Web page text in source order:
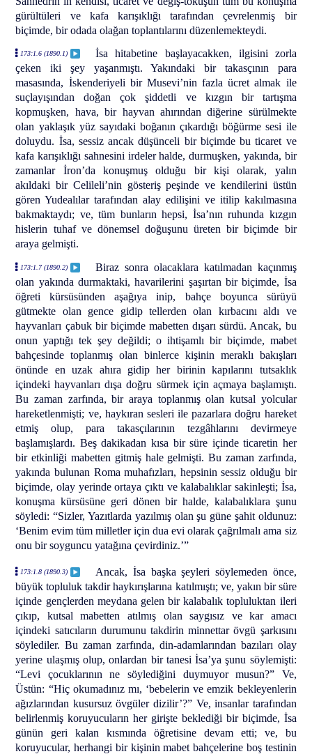
gürültüleri ve kafa karışıklığı tarafından çevrelenmiş bir
biçimde, bir odada olağan toplantılarını düzenlemekteydi.
173:1.6 (1890.1)
İsa hitabetine başlayacakken, ilgisini zorla
çeken iki şey yaşanmıştı. Yakındaki bir takasçının para
masasında, İskenderiyeli bir Musevi’nin fazla ücret almak ile
suçlayışından doğan çok şiddetli ve kızgın bir tartışma
kopmuşken, hava, bir hayvan ahırından diğerine sürülmekte
olan yaklaşık yüz sayıdaki boğanın çıkardığı böğürme sesi ile
doluydu. İsa, sessiz ancak düşünceli bir biçimde bu ticaret ve
kafa karışıklığı sahnesini irdeler halde, durmuşken, yakında, bir
zamanlar İron’da konuşmuş olduğu bir kişi olarak, yalın
akıldaki bir Celileli’nin gösteriş peşinde ve kendilerini üstün
gören Yudealılar tarafından alay edilişini ve itilip kakılmasına
bakmaktaydı; ve, tüm bunların hepsi, İsa’nın ruhunda kızgın
hislerin tuhaf ve dönemsel doğuşunu üreten bir biçimde bir
araya gelmişti.
173:1.7 (1890.2)
Biraz sonra olacaklara katılmadan kaçınmış
olan yakında durmaktaki, havarilerini şaşırtan bir biçimde, İsa
öğreti kürsüsünden aşağıya inip, bahçe boyunca sürüyü
gütmekte olan gence gidip tellerden olan kırbacını aldı ve
hayvanları çabuk bir biçimde mabetten dışarı sürdü. Ancak, bu
onun yaptığı tek şey değildi; o ihtişamlı bir biçimde, mabet
bahçesinde toplanmış olan binlerce kişinin meraklı bakışları
önünde en uzak ahıra gidip her birinin kapılarını tutsaklık
içindeki hayvanları dışa doğru sürmek için açmaya başlamıştı.
Bu zaman zarfında, bir araya toplanmış olan kutsal yolcular
hareketlenmişti; ve, haykıran sesleri ile pazarlara doğru hareket
etmiş olup, para takasçılarının tezgâhlarını devirmeye
başlamışlardı. Beş dakikadan kısa bir süre içinde ticaretin her
bir etkinliği mabetten gitmiş hale gelmişti. Bu zaman zarfında,
yakında bulunan Roma muhafızları, hepsinin sessiz olduğu bir
biçimde, olay yerinde ortaya çıktı ve kalabalıklar sakinleşti; İsa,
konuşma kürsüsüne geri dönen bir halde, kalabalıklara şunu
söyledi: “Sizler, Yazıtlarda yazılmış olan şu güne şahit oldunuz:
‘Benim evim tüm milletler için dua evi olarak çağrılmalı ama siz
onu bir soyguncu yatağına çevirdiniz.’”
173:1.8 (1890.3)
Ancak, İsa başka şeyleri söylemeden önce,
büyük topluluk takdir haykırışlarına katılmıştı; ve, yakın bir süre
içinde gençlerden meydana gelen bir kalabalık topluluktan ileri
çıkıp, kutsal mabetten atılmış olan saygısız ve kar amacı
içindeki satıcıların durumunu takdirin minnettar övgü şarkısını
söylediler. Bu zaman zarfında, din-adamlarından bazıları olay
yerine ulaşmış olup, onlardan bir tanesi İsa’ya şunu söylemişti:
“Levi çocuklarının ne söylediğini duymuyor musun?” Ve,
Üstün: “Hiç okumadınız mı, ‘bebelerin ve emzik bekleyenlerin
ağızlarından kusursuz övgüler dizilir’?” Ve, insanlar tarafından
belirlenmiş koruyucuların her girişte beklediği bir biçimde, İsa
günün geri kalan kısmında öğretisine devam etti; ve, bu
koruyucular, herhangi bir kişinin mabet bahçelerine boş testinin